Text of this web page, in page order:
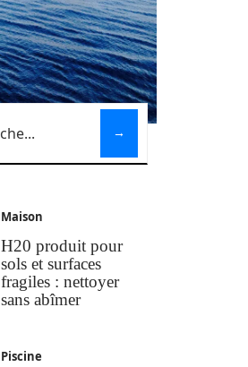
Maison
H20 produit pour
sols et surfaces
fragiles : nettoyer
sans abîmer
Piscine